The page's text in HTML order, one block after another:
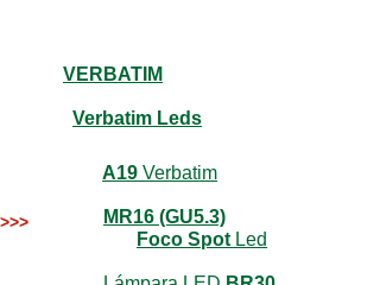
>>>
VERBATIM
Verbatim Leds
A19 Verbatim
MR16 (GU5.3)
Foco Spot Led